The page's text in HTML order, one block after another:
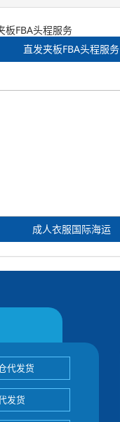
直发夹板FBA头程服务
成人衣服国际海运
代发货
发货